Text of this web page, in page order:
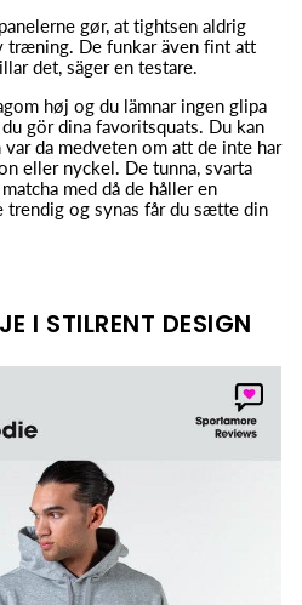
gør, at tightsen aldrig
træning. De funkar även fint att
det, säger en testare.
høj og du lämnar ingen glipa
gör dina favoritsquats. Du kan
da medveten om att de inte har
eller nyckel. De tunna, svarta
med då de håller en
trendig og synas får du sætte din
I STILRENT DESIGN